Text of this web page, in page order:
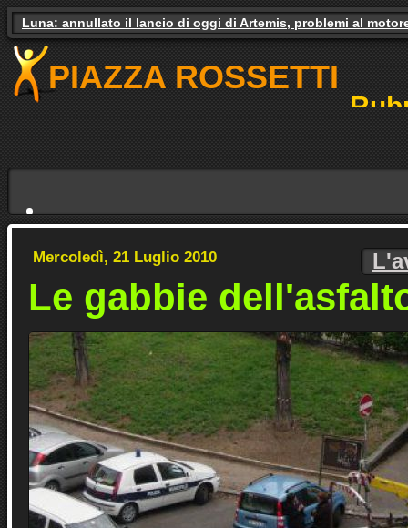
Gas e luce, il governo studia gli aiuti. Il pressing dei partiti
PIAZZA ROSSETTI
Mercoledì, 21 Luglio 2010
Le gabbie